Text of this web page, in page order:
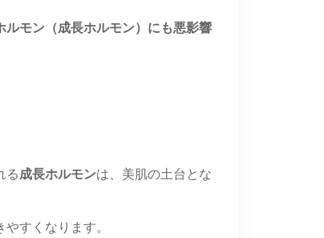
ルモン（成長ホルモン）にも悪影響
る成長ホルモンは、美肌の土台とな
すくなります。